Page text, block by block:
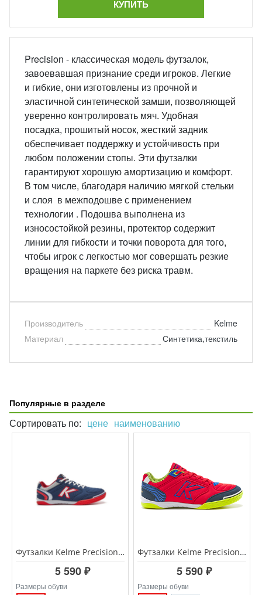
КУПИТЬ
Precision - классическая модель футзалок,
завоевавшая признание среди игроков. Легкие
и гибкие, они изготовлены из прочной и
эластичной синтетической замши, позволяющей
уверенно контролировать мяч. Удобная
посадка, прошитый носок, жесткий задник
обеспечивает поддержку и устойчивость при
любом положении стопы. Эти футзалки
гарантируют хорошую амортизацию и комфорт.
В том числе, благодаря наличию мягкой стельки
и слоя в межподошве с применением
технологии . Подошва выполнена из
износостойкой резины, протектор содержит
линии для гибкости и точки поворота для того,
чтобы игрок с легкостью мог совершать резкие
вращения на паркете без риска травм.
Производитель
Kelme
Материал
Синтетика,текстиль
Популярные в разделе
Сортировать по: цене наименованию
Футзалки Kelme Precision 55211-66
5 590 ₽
Размеры обуви
Футзалки Kelme Precision 55211-9620
5 590 ₽
Размеры обуви